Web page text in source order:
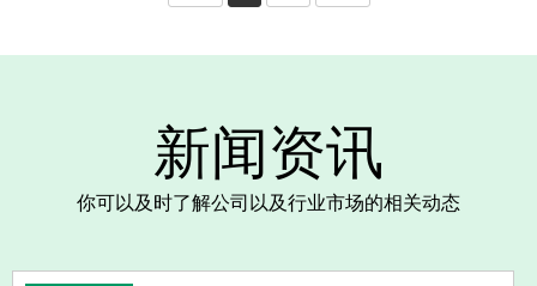
新闻资讯
你可以及时了解公司以及行业市场的相关动态